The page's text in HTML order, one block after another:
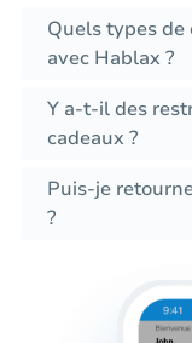
Quels types
avec Hablax ?
Y a-t-il des
cadeaux ?
Puis-je
?